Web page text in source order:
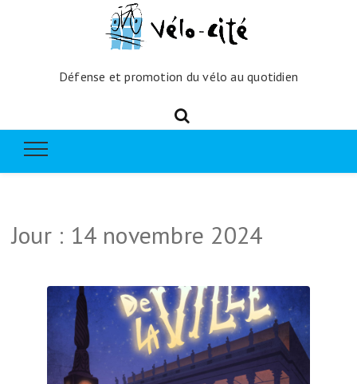
Défense et promotion du vélo au quotidien
Jour : 14 novembre 2024